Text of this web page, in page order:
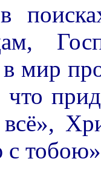
в мир
что
с